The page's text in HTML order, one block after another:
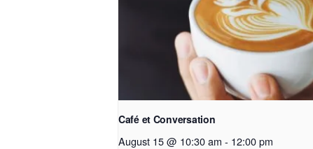
Café et Conversation
August 15 @ 10:30 am - 12:00 pm